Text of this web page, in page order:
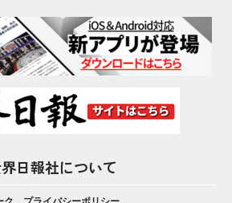
日報社について